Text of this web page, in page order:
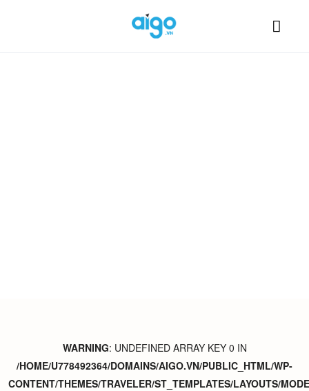
WARNING: UNDEFINED ARRAY KEY 0 IN
/HOME/U778492364/DOMAINS/AIGO.VN/PUBLIC_HTML/WP-
CONTENT/THEMES/TRAVELER/ST_TEMPLATES/LAYOUTS/